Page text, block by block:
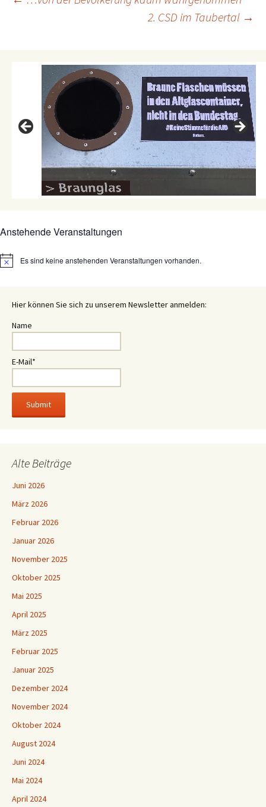
n
k p
Beitragsnavigation
2. CSD im Taubertal →
Anstehende Veranstaltungen
HinweisEs sind keine anstehenden Veranstaltungen vorhanden.
Hier können Sie sich zu unserem Newsletter anmelden:
Name
E-Mail*
Alte Beiträge
Juni 2026
März 2026
Februar 2026
Januar 2026
November 2025
Oktober 2025
Mai 2025
April 2025
März 2025
Februar 2025
Januar 2025
Dezember 2024
November 2024
Oktober 2024
August 2024
Juni 2024
Mai 2024
April 2024